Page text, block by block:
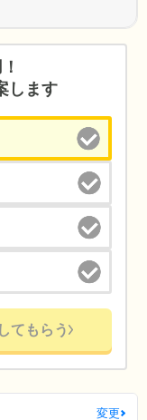
します
てもらう
変更